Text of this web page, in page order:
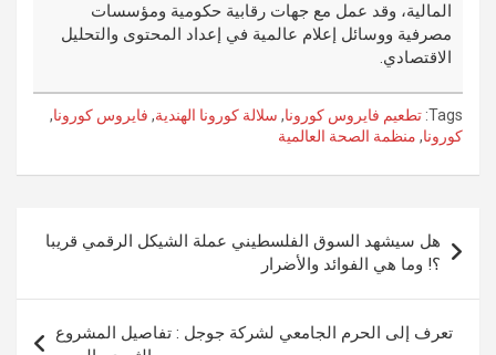
المالية، وقد عمل مع جهات رقابية حكومية ومؤسسات
مصرفية ووسائل إعلام عالمية في إعداد المحتوى والتحليل
الاقتصادي.
Tags: تطعيم فايروس كورونا, سلالة كورونا الهندية, فايروس كورونا,
كورونا, منظمة الصحة العالمية
المقالات
هل سيشهد السوق الفلسطيني عملة الشيكل الرقمي قريبا
؟! وما هي الفوائد والأضرار
تعرف إلى الحرم الجامعي لشركة جوجل : تفاصيل المشروع